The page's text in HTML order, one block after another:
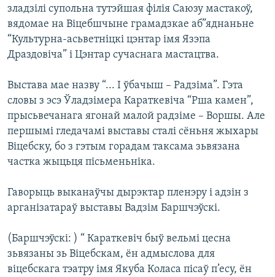
зладзілі супольна тутэйшая філія Саюзу мастакоў,
вядомае на Віцебшчыне грамадзкае аб”яднаньне
“Культурна-асьветніцкі цэнтар імя Язэпа
Драздовіча” і Цэнтар сучаснага мастацтва.
Выстава мае назву “... І ўбачыш – Радзіма”. Гэта
словы з эсэ Ўладзімера Караткевіча “Рша камен”,
прысьвечанага ягонай малой радзіме – Воршы. Але
першымі гледачамі выставы сталі сёньня жыхары
Віцебску, бо з гэтым горадам таксама зьвязана
частка жыцьця пісьменьніка.
Гаворыць выканаўчы дырэктар пленэру і адзін з
арганізатараў выставы Вадзім Баршчэўскі.
(Баршчэўскі: ) “ Караткевіч быў вельмі цесна
зьвязаны зь Віцебскам, ён адмыслова для
віцебскага тэатру імя Якуба Коласа пісаў п’есу, ён